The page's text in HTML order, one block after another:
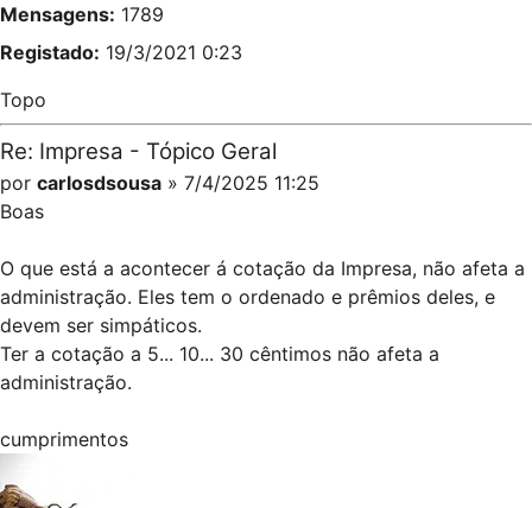
Mensagens: 1789
Registado: 19/3/2021 0:23
Topo
Re: Impresa - Tópico Geral
por carlosdsousa » 7/4/2025 11:25
Boas
O que está a acontecer á cotação da Impresa, não afeta a
administração. Eles tem o ordenado e prêmios deles, e
devem ser simpáticos.
Ter a cotação a 5... 10... 30 cêntimos não afeta a
administração.
cumprimentos